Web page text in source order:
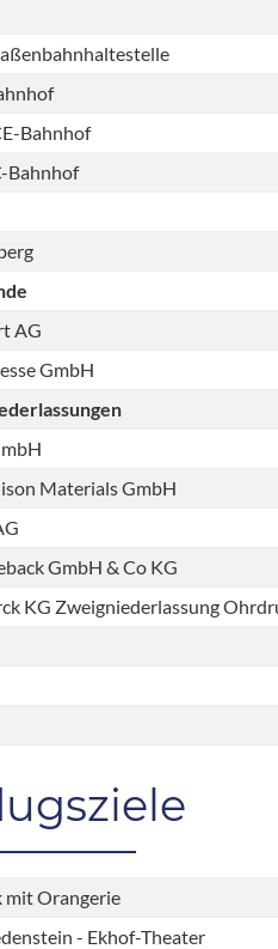
Bahnhof
Bahnhof
AG
GmbH
Materials GmbH
GmbH & Co KG
KG Zweigniederlassung
mit Orangerie
- Ekhof-Theater